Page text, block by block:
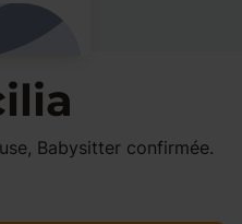
Babysitter confirmée.